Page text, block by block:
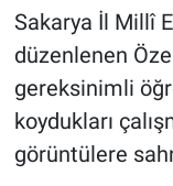
Sakarya İl Millî
düzenlenen
gereksinimli
koydukları
görüntülere